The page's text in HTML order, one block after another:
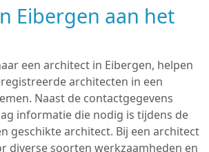
Eibergen aan het
een architect in Eibergen, helpen
architecten in een
Naast de contactgegevens
informatie die nodig is tijdens de
geschikte architect. Bij een architect
diverse soorten werkzaamheden en